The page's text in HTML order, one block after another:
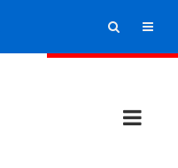
ricerca menu